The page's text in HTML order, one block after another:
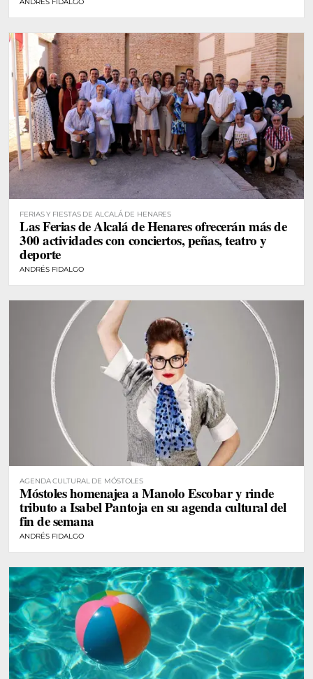
ANDRÉS FIDALGO
FERIAS Y FIESTAS DE ALCALÁ DE HENARES
Las Ferias de Alcalá de Henares ofrecerán más de
300 actividades con conciertos, peñas, teatro y
deporte
ANDRÉS FIDALGO
AGENDA CULTURAL DE MÓSTOLES
Móstoles homenajea a Manolo Escobar y rinde
tributo a Isabel Pantoja en su agenda cultural del
fin de semana
ANDRÉS FIDALGO